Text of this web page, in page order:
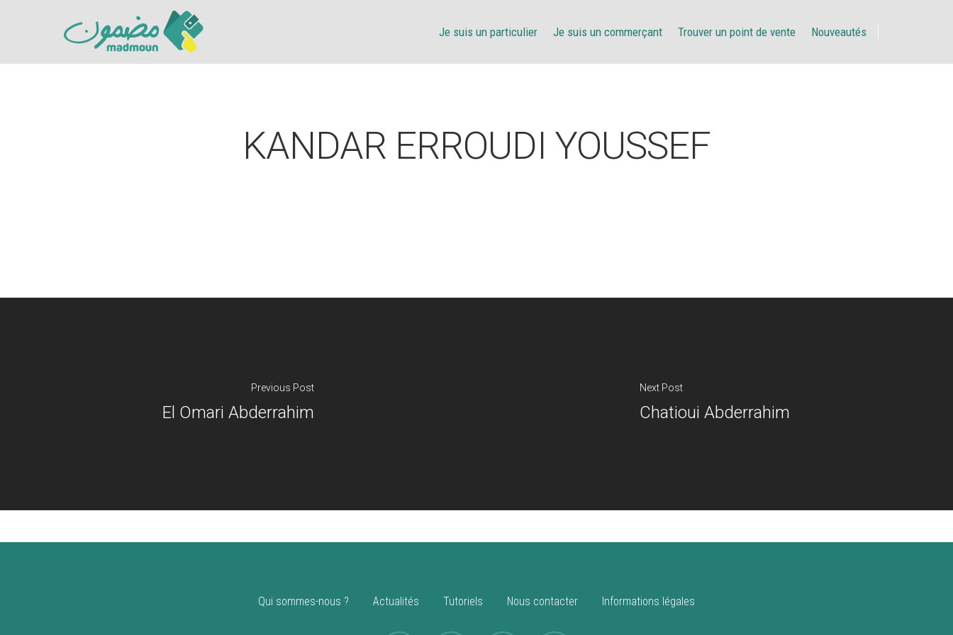
Hit enter to search or ESC to close
Je suis un particulier Je suis un commerçant Trouver un point de vente Nouveautés
KANDAR ERROUDI YOUSSEF
Previous Post
El Omari Abderrahim
Next Post
Chatioui Abderrahim
Qui sommes-nous ? Actualités Tutoriels Nous contacter Informations légales